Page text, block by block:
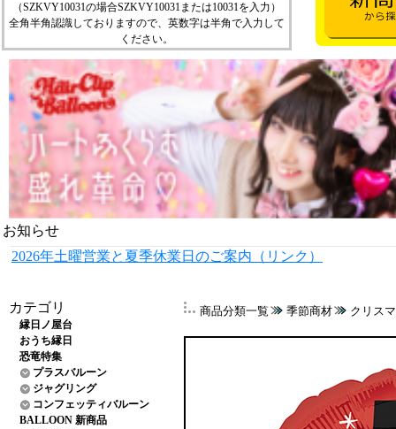
（SZKVY10031の場合SZKVY10031または10031を入力）
全角半角認識しておりますので、英数字は半角で入力して
ください。
お知らせ
2026年土曜営業と夏季休業日のご案内（リンク）
カテゴリ
縁日ノ屋台
おうち縁日
恐竜特集
プラスバルーン
ジャグリング
コンフェッティバルーン
BALLOON 新商品
商品分類一覧 季節商材 クリス